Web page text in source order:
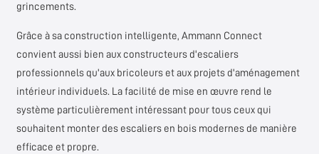
grincements.
Grâce à sa construction intelligente, Ammann Connect
convient aussi bien aux constructeurs d'escaliers
professionnels qu'aux bricoleurs et aux projets d'aménagement
intérieur individuels. La facilité de mise en œuvre rend le
système particulièrement intéressant pour tous ceux qui
souhaitent monter des escaliers en bois modernes de manière
efficace et propre.